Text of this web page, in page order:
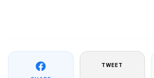
TWEET